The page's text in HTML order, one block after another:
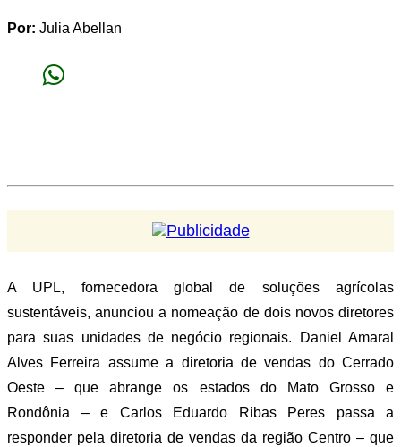
Por: Julia Abellan
A UPL, fornecedora global de soluções agrícolas
sustentáveis, anunciou a nomeação de dois novos diretores
para suas unidades de negócio regionais. Daniel Amaral
Alves Ferreira assume a diretoria de vendas do Cerrado
Oeste – que abrange os estados do Mato Grosso e
Rondônia – e Carlos Eduardo Ribas Peres passa a
responder pela diretoria de vendas da região Centro – que